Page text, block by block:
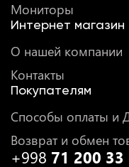
Мониторы
Интернет магазин
О нашей компании
Контакты
Покупателям
Способы оплаты и
Возврат и обмен
+998 71 200 33